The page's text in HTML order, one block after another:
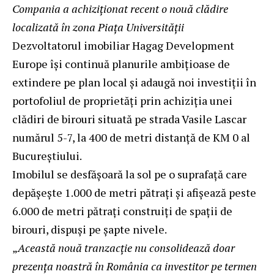
Compania a achiziționat recent o nouă clădire
localizată în zona Piața Universității
Dezvoltatorul imobiliar Hagag Development
Europe își continuă planurile ambițioase de
extindere pe plan local și adaugă noi investiții în
portofoliul de proprietăți prin achiziția unei
clădiri de birouri situată pe strada Vasile Lascar
numărul 5-7, la 400 de metri distanță de KM 0 al
Bucureștiului.
Imobilul se desfășoară la sol pe o suprafață care
depășește 1.000 de metri pătrați și afișează peste
6.000 de metri pătrați construiți de spații de
birouri, dispuși pe șapte nivele.
„Această nouă tranzacție nu consolidează doar
prezența noastră în România ca investitor pe termen